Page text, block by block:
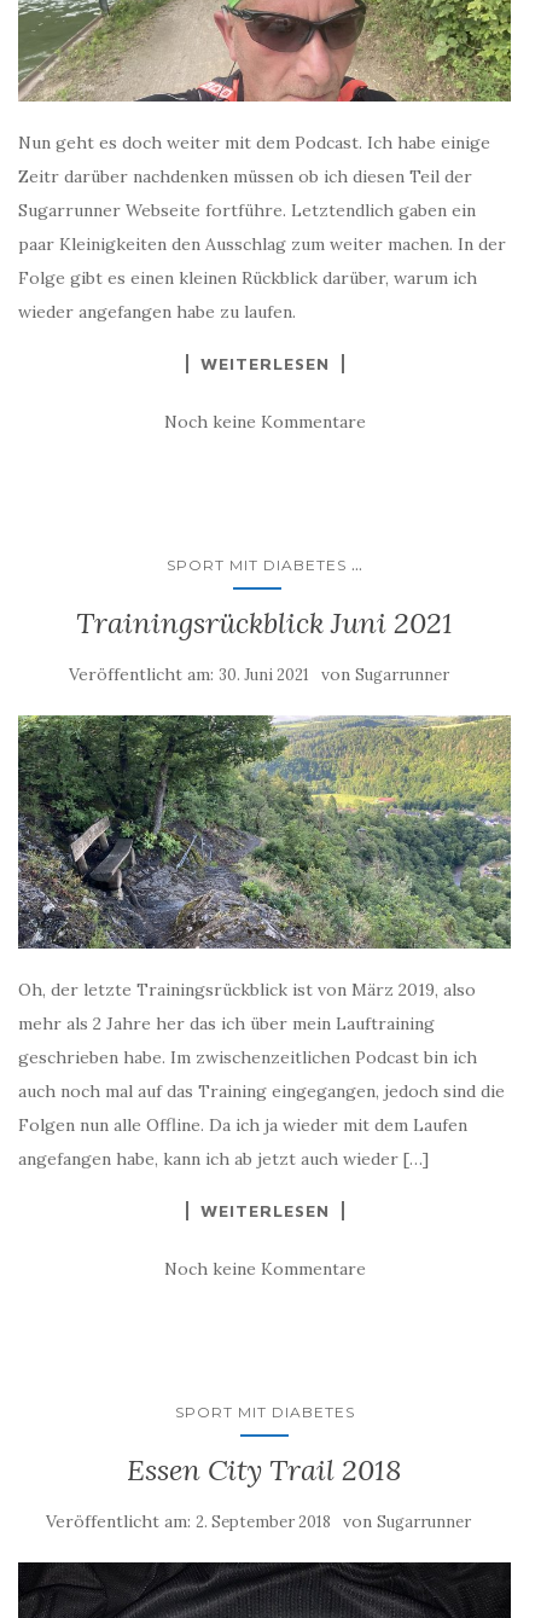
Nun geht es doch weiter mit dem Podcast. Ich habe einige
Zeitr darüber nachdenken müssen ob ich diesen Teil der
Sugarrunner Webseite fortführe. Letztendlich gaben ein
paar Kleinigkeiten den Ausschlag zum weiter machen. In der
Folge gibt es einen kleinen Rückblick darüber, warum ich
wieder angefangen habe zu laufen.
WEITERLESEN
Noch keine Kommentare
SPORT MIT DIABETES ...
Trainingsrückblick Juni 2021
Veröffentlicht am: 30. Juni 2021 von Sugarrunner
Oh, der letzte Trainingsrückblick ist von März 2019, also
mehr als 2 Jahre her das ich über mein Lauftraining
geschrieben habe. Im zwischenzeitlichen Podcast bin ich
auch noch mal auf das Training eingegangen, jedoch sind die
Folgen nun alle Offline. Da ich ja wieder mit dem Laufen
angefangen habe, kann ich ab jetzt auch wieder […]
WEITERLESEN
Noch keine Kommentare
SPORT MIT DIABETES
Essen City Trail 2018
Veröffentlicht am: 2. September 2018 von Sugarrunner